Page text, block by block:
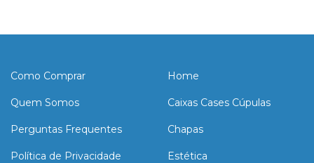
Como Comprar
Quem Somos
Perguntas Frequentes
Política de Privacidade
Home
Caixas Cases Cúpulas
Chapas
Estética